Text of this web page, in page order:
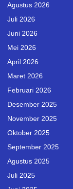
Agustus 2026
Juli 2026
Juni 2026
Mei 2026
April 2026
Maret 2026
Februari 2026
Desember 2025
November 2025
Oktober 2025
September 2025
Agustus 2025
Juli 2025